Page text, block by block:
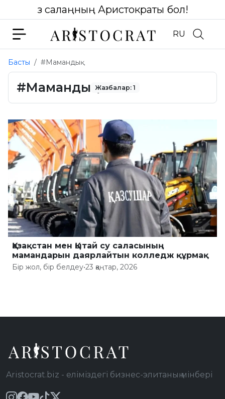
Өз салаңның Аристократы бол!
RU
Басты #Мамандық
#Мамандық Жазбалар: 1
Қазақстан мен Қытай су саласының
мамандарын даярлайтын колледж құрмақ
Бір жол, бір белдеу•23 қаңтар, 2026
Aristocrat.biz - еліміздегі бизнес-элитаның мінбері